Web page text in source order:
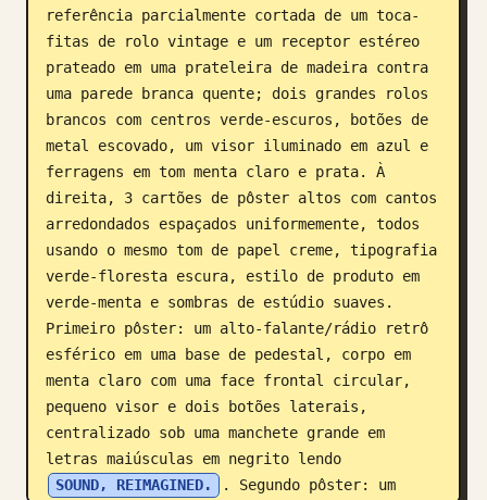
referência parcialmente cortada de um toca-
fitas de rolo vintage e um receptor estéreo
prateado em uma prateleira de madeira contra
uma parede branca quente; dois grandes rolos
brancos com centros verde-escuros, botões de
metal escovado, um visor iluminado em azul e
ferragens em tom menta claro e prata. À
direita, 3 cartões de pôster altos com cantos
arredondados espaçados uniformemente, todos
usando o mesmo tom de papel creme, tipografia
verde-floresta escura, estilo de produto em
verde-menta e sombras de estúdio suaves.
Primeiro pôster: um alto-falante/rádio retrô
esférico em uma base de pedestal, corpo em
menta claro com uma face frontal circular,
pequeno visor e dois botões laterais,
centralizado sob uma manchete grande em
letras maiúsculas em negrito lendo
SOUND, REIMAGINED.
. Segundo pôster: um